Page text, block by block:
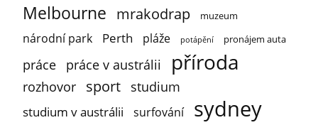
Melbourne mrakodrap muzeum
národní park Perth pláže potápění pronájem auta
práce práce v austrálii příroda
rozhovor sport studium
studium v austrálii surfování sydney